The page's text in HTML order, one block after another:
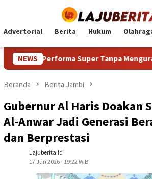
konten
Advertorial Berita Hukum
NEWS
Performa Super Tanpa Menguras Dompet
Beranda Berita Jambi
Gubernur Al Haris Doakan
Al-Anwar Jadi Generasi
dan Berprestasi
Lajuberita.id
17 Jun 2026 - 19:22 WIB